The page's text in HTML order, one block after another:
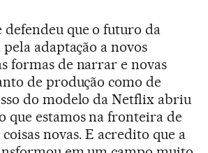
defendeu que o futuro da
pela adaptação a novos
formas de narrar e novas
de produção como de
do modelo da Netflix abriu
que estamos na fronteira de
novas. E acredito que a